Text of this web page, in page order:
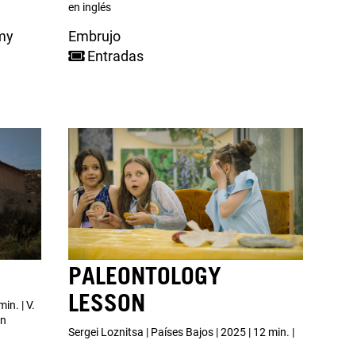
en inglés
Embrujo
Entradas
| V.
PALEONTOLOGY
LESSON
Sergei Loznitsa | Países Bajos | 2025 | 12 min. |